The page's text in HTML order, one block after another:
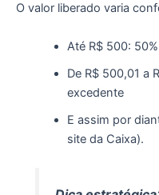
O valor liberado varia
Até R$ 500:
De R$ 500,01 a
excedente
E assim por
site da Caixa).